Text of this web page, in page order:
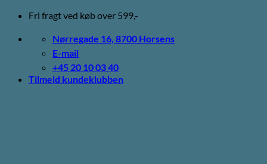
Fortsæt
indhold
Fri fragt ved køb over 599,-
Nørregade 16, 8700 Horsens
E-mail
+45 20 10 03 40
Tilmeld kundeklubben